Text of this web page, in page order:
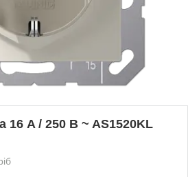
16 A / 250 B ~ AS1520KL